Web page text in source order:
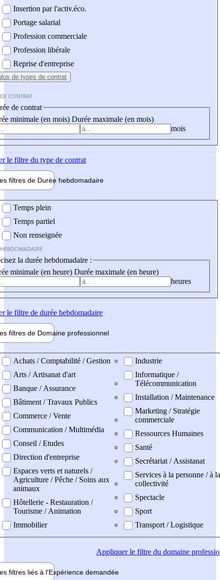
Insertion par l'activ.éco.
Portage salarial
Profession commerciale
Profession libérale
Reprise d'entreprise
de types de contrat
CONTRAT
de contrat
minimale (en mois) Durée maximale (en mois)
mois
le filtre du type de contrat
filtres de Durée hebdomadaire
Temps plein
Temps partiel
Non renseignée
la durée hebdomadaire :
minimale (en heure) Durée maximale (en heure)
heures
le filtre de durée hebdomadaire
filtres de Domaine professionnel
professionel
Achats / Comptabilité / Gestion
Arts / Artisanat d'art
Banque / Assurance
Bâtiment / Travaux Publics
Commerce / Vente
Communication / Multimédia
Conseil / Etudes
Direction d'entreprise
Espaces verts et naturels /
Agriculture / Pêche / Soins aux
animaux
Hôtellerie - Restauration /
Tourisme / Animation
Immobilier
Industrie
Informatique /
Télécommunication
Installation / Maintenance
Marketing / Stratégie
commerciale
Ressources Humaines
Santé
Secrétariat / Assistanat
Services à la personne / à la
collectivité
Spectacle
Sport
Transport / Logistique
Appliquerle filtre du domaine
filtres liés à l'Expérience demandée